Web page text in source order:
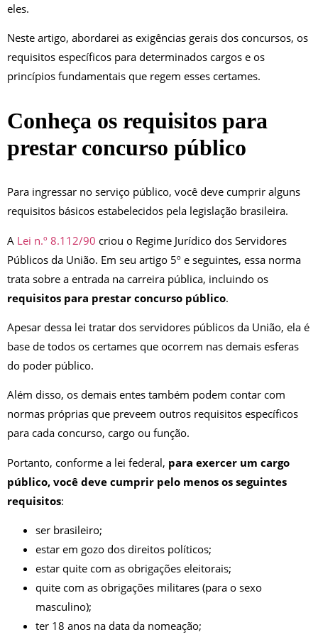
eles.
Neste artigo, abordarei as exigências gerais dos concursos, os
requisitos específicos para determinados cargos e os
princípios fundamentais que regem esses certames.
Conheça os requisitos para
prestar concurso público
Para ingressar no serviço público, você deve cumprir alguns
requisitos básicos estabelecidos pela legislação brasileira.
A Lei n.º 8.112/90 criou o Regime Jurídico dos Servidores
Públicos da União. Em seu artigo 5º e seguintes, essa norma
trata sobre a entrada na carreira pública, incluindo os
requisitos para prestar concurso público.
Apesar dessa lei tratar dos servidores públicos da União, ela é
base de todos os certames que ocorrem nas demais esferas
do poder público.
Além disso, os demais entes também podem contar com
normas próprias que preveem outros requisitos específicos
para cada concurso, cargo ou função.
Portanto, conforme a lei federal, para exercer um cargo
público, você deve cumprir pelo menos os seguintes
requisitos:
ser brasileiro;
estar em gozo dos direitos políticos;
estar quite com as obrigações eleitorais;
quite com as obrigações militares (para o sexo
masculino);
ter 18 anos na data da nomeação;